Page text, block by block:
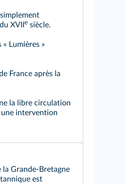
XVII e siècle.
Lumières »
France après la
la libre circulation
intervention
Grande-Bretagne
est